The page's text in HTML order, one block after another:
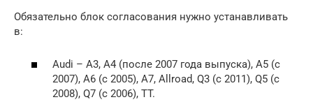
Обязательно блок согласования нужно устанавливать
в:
Audi – A3, A4 (после 2007 года выпуска), A5 (с
2007), A6 (с 2005), A7, Allroad, Q3 (с 2011), Q5 (с
2008), Q7 (с 2006), TT.